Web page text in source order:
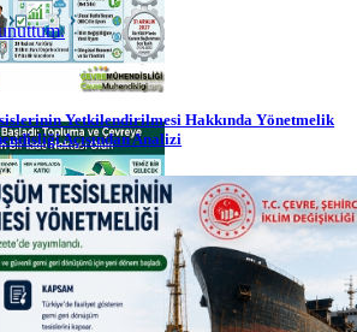
Yetkilendirilmesi Hakkında Yönetmelik
Açısından Analizi